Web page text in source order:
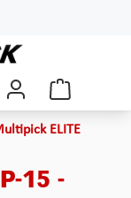
ELITE
15 -